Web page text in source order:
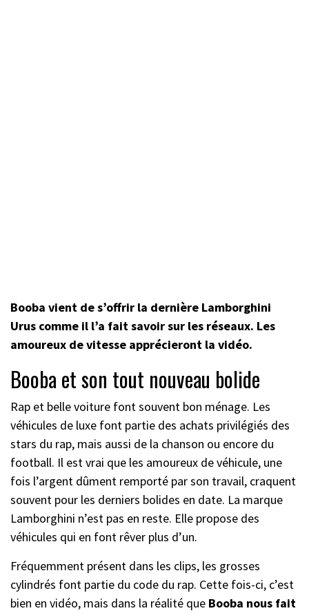
Booba vient de s’offrir la dernière Lamborghini
Urus comme il l’a fait savoir sur les réseaux. Les
amoureux de vitesse apprécieront la vidéo.
Booba et son tout nouveau bolide
Rap et belle voiture font souvent bon ménage. Les
véhicules de luxe font partie des achats privilégiés des
stars du rap, mais aussi de la chanson ou encore du
football. Il est vrai que les amoureux de véhicule, une
fois l’argent dûment remporté par son travail, craquent
souvent pour les derniers bolides en date. La marque
Lamborghini n’est pas en reste. Elle propose des
véhicules qui en font rêver plus d’un.
Fréquemment présent dans les clips, les grosses
cylindrés font partie du code du rap. Cette fois-ci, c’est
bien en vidéo, mais dans la réalité que Booba nous fait